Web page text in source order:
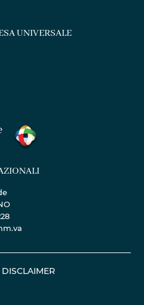
UNIVERSALE
DISCLAIMER